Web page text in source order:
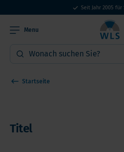
Seit Jahr 2005 für
Menu
Startseite
Titel